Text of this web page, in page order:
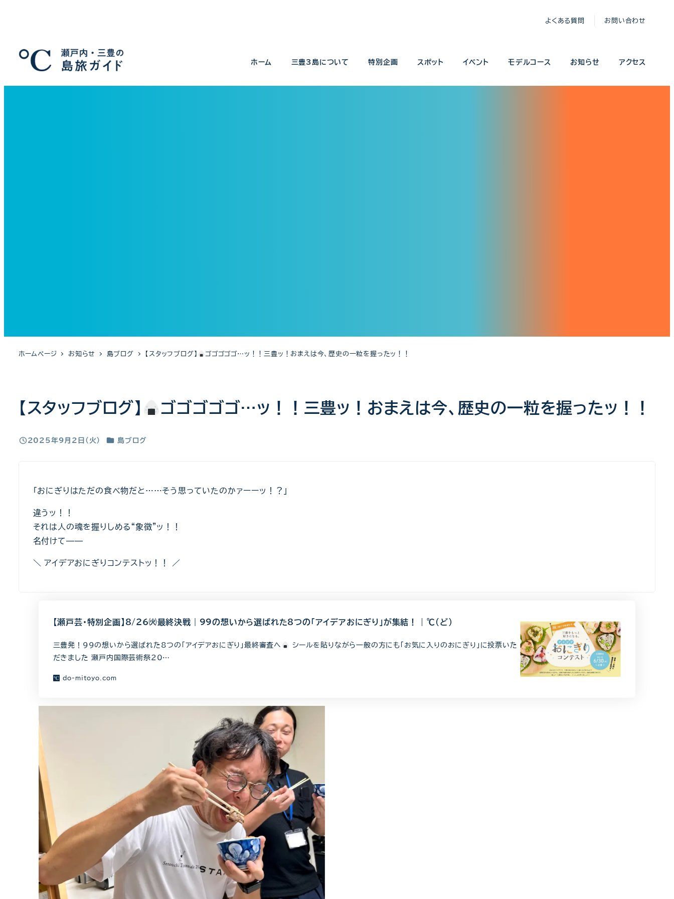
よくある質問 お問い合わせ
ホーム 三豊3島について 特別企画 スポット イベント モデルコース お知らせ アクセス
ホームページ お知らせ 島ブログ 【スタッフブログ】 ゴゴゴゴゴ…ッ！！三豊ッ！おまえは今、歴史の一粒を握ったッ！！
【スタッフブログ】 ゴゴゴゴゴ…ッ！！三豊ッ！おまえは今、歴史の一粒を握ったッ！！
投稿日
2025年9月2日(火) カテゴリー
島ブログ
「おにぎりはただの食べ物だと……そう思っていたのかァーーッ！？」
違うッ！！
それは人の魂を握りしめる“象徴”ッ！！
名付けて——
＼ アイデアおにぎりコンテストッ！！ ／
【瀬戸芸・特別企画】8/26㈫最終決戦｜99の想いから選ばれた8つの「アイデアおにぎり」が集結！ | ℃（ど）
三豊発！99の想いから選ばれた8つの「アイデアおにぎり」最終審査へ
シールを貼りながら一般の方にも「お気に入りのおにぎり」に投票いた
だきました 瀬戸内国際芸術祭20…
do-mitoyo.com